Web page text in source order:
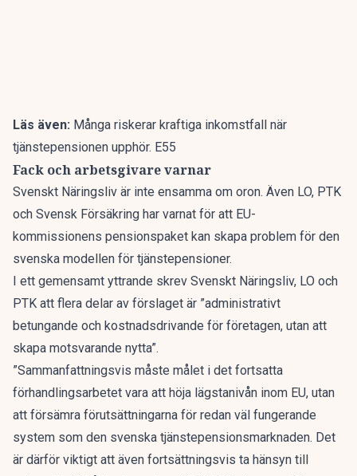
Läs även: Många riskerar kraftiga inkomstfall när
tjänstepensionen upphör. E55
Fack och arbetsgivare varnar
Svenskt Näringsliv är inte ensamma om oron. Även LO, PTK
och Svensk Försäkring har varnat för att EU-
kommissionens pensionspaket kan skapa problem för den
svenska modellen för tjänstepensioner.
I ett gemensamt yttrande skrev Svenskt Näringsliv, LO och
PTK att flera delar av förslaget är ”administrativt
betungande och kostnadsdrivande för företagen, utan att
skapa motsvarande nytta”.
”Sammanfattningsvis måste målet i det fortsatta
förhandlingsarbetet vara att höja lägstanivån inom EU, utan
att försämra förutsättningarna för redan väl fungerande
system som den svenska tjänstepensionsmarknaden. Det
är därför viktigt att även fortsättningsvis ta hänsyn till